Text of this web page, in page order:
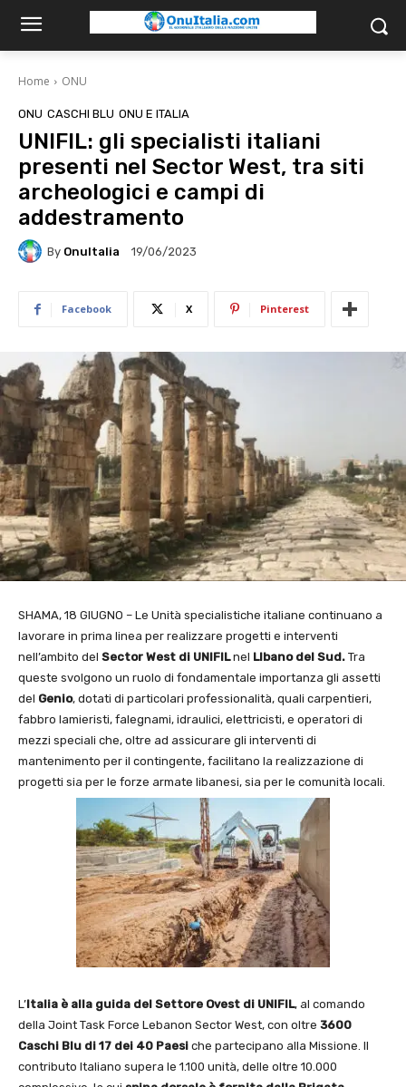
Home ONU
ONU CASCHI BLU ONU E ITALIA
UNIFIL: gli specialisti italiani
presenti nel Sector West, tra siti
archeologici e campi di
addestramento
By OnuItalia 19/06/2023
Facebook X Pinterest
SHAMA, 18 GIUGNO – Le Unità specialistiche italiane continuano a
lavorare in prima linea per realizzare progetti e interventi
nell’ambito del Sector West di UNIFILnel LIbano del Sud. Tra
queste svolgono un ruolo di fondamentale importanza gli assetti
del Genio, dotati di particolari professionalità, quali carpentieri,
fabbro lamieristi, falegnami, idraulici, elettricisti, e operatori di
mezzi speciali che, oltre ad assicurare gli interventi di
mantenimento per il contingente, facilitano la realizzazione di
progetti sia per le forze armate libanesi, sia per le comunità locali.
L’Italia è alla guida del Settore Ovest di UNIFIL, al comando
della Joint Task Force Lebanon Sector West, con oltre 3600
Caschi Blu di 17 dei 40 Paesi che partecipano alla Missione. Il
contributo Italiano supera le 1.100 unità, delle oltre 10.000